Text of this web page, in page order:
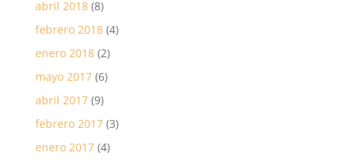
abril 2018(8)
febrero 2018(4)
enero 2018(2)
mayo 2017(6)
abril 2017(9)
febrero 2017(3)
enero 2017(4)